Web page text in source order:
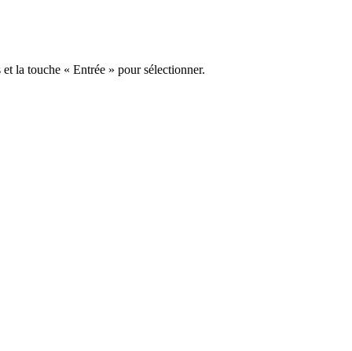
la touche « Entrée » pour sélectionner.